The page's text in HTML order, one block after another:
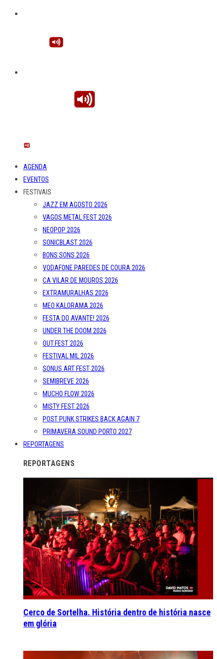
AGENDA
EVENTOS
FESTIVAIS
JAZZ EM AGOSTO 2026
VAGOS METAL FEST 2026
NEOPOP 2026
SONICBLAST 2026
BONS SONS 2026
VODAFONE PAREDES DE COURA 2026
CA VILAR DE MOUROS 2026
EXTRAMURALHAS 2026
MEO KALORAMA 2026
FESTA DO AVANTE! 2026
UNDER THE DOOM 2026
OUT.FEST 2026
FESTIVAL MIL 2026
SONUS ART FEST 2026
SEMIBREVE 2026
MUCHO FLOW 2026
MISTY FEST 2026
POST PUNK STRIKES BACK AGAIN 7
PRIMAVERA SOUND PORTO 2027
REPORTAGENS
REPORTAGENS
Cerco de Sortelha. História dentro de história nasce
em glória